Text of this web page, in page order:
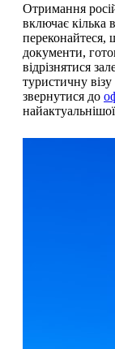
Отримання
включає кілька
переконайтеся,
документи,
відрізнятися
туристичну
звернутися до